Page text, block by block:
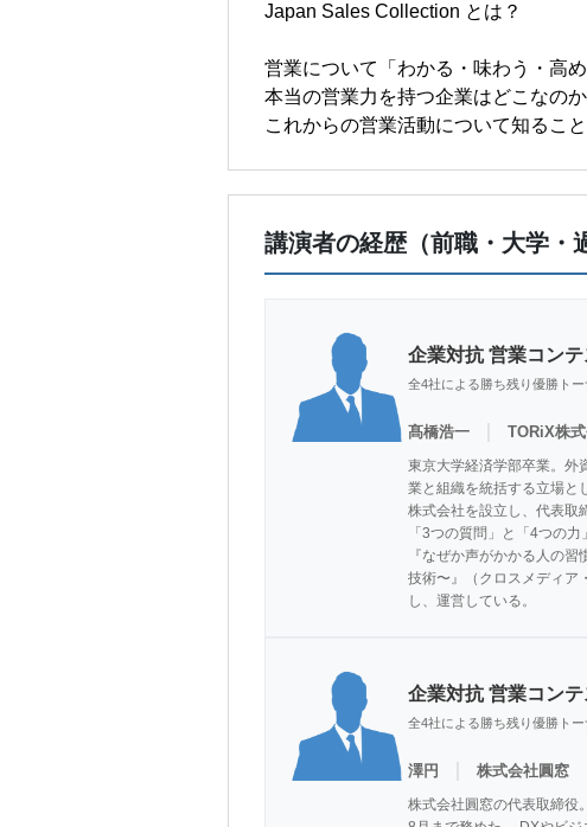
Japan Sales Collection とは？
営業について「わかる・味わう・高
本当の営業力を持つ企業はどこなの
これからの営業活動について知るこ
講演者の経歴（前職・大学・
企業対抗 営業コンテ
全4社による勝ち残り優勝ト
髙橋浩一 TORiX株
東京大学経済学部卒業。外
業と組織を統括する立場と
株式会社を設立し、代表取
「3つの質問」と「4つの
『なぜか声がかかる人の
技術〜』（クロスメディア
し、運営している。
企業対抗 営業コンテ
全4社による勝ち残り優勝ト
澤円 株式会社圓窓
株式会社圓窓の代表取締役